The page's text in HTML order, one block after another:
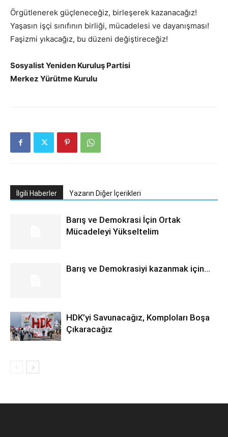
Örgütlenerek güçleneceğiz, birleşerek kazanacağız!
Yaşasın işçi sınıfının birliği, mücadelesi ve dayanışması!
Faşizmi yıkacağız, bu düzeni değiştireceğiz!
Sosyalist Yeniden Kuruluş Partisi
Merkez Yürütme Kurulu
İlgili Haberler Yazarın Diğer İçerikleri
Barış ve Demokrasi İçin Ortak
Mücadeleyi Yükseltelim
Barış ve Demokrasiyi kazanmak için…
HDK’yi Savunacağız, Komploları Boşa
Çıkaracağız